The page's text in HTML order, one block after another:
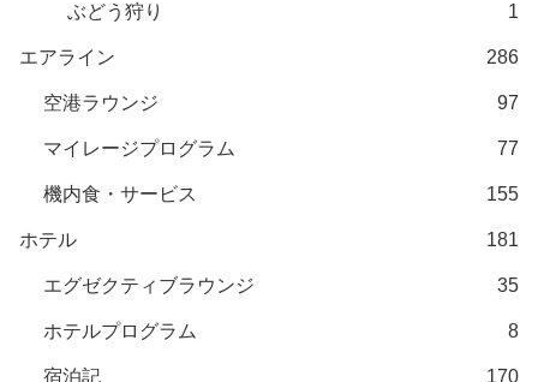
ぶどう狩り 1
エアライン 286
空港ラウンジ 97
マイレージプログラム 77
機内食・サービス 155
ホテル 181
エグゼクティブラウンジ 35
ホテルプログラム 8
宿泊記 170